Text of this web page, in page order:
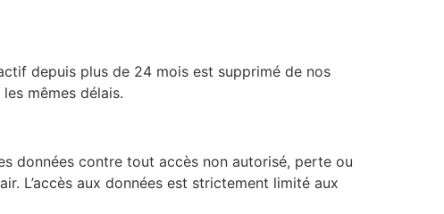
depuis plus de 24 mois est supprimé de nos
mêmes délais.
données contre tout accès non autorisé, perte ou
L’accès aux données est strictement limité aux